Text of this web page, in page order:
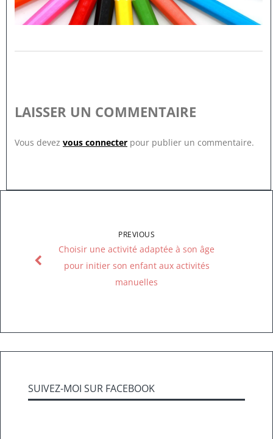
LAISSER UN COMMENTAIRE
Vous devez vous connecterpour publier un commentaire.
PREVIOUS
Choisir une activité adaptée à son âge
pour initier son enfant aux activités
manuelles
SUIVEZ-MOI SUR FACEBOOK